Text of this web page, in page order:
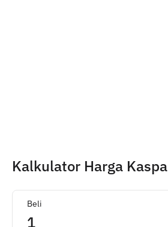
Kalkulator Harga Kaspa
Beli